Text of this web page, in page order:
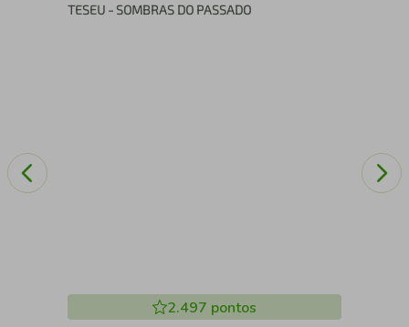
TESEU - SOMBRAS DO PASSADO
2.497 pontos